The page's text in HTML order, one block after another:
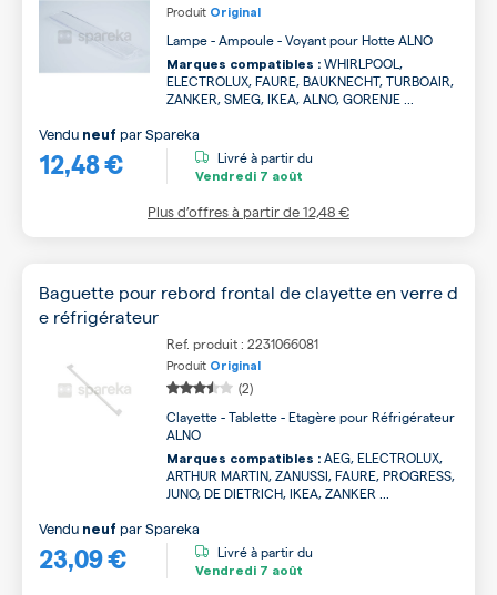
Produit Original
Lampe - Ampoule - Voyant pour Hotte ALNO
Marques compatibles : WHIRLPOOL,
ELECTROLUX, FAURE, BAUKNECHT, TURBOAIR,
ZANKER, SMEG, IKEA, ALNO, GORENJE ...
12,48 €
Vendu neuf parSpareka
Livré à partir du
Vendredi 7 août
Plus d’offres à partir de12,48 €
Baguette pour rebord frontal de clayette en verre d
e réfrigérateur
Ref. produit : 2231066081
Produit Original
(2)
Clayette - Tablette - Etagère pour Réfrigérateur
ALNO
Marques compatibles : AEG, ELECTROLUX,
ARTHUR MARTIN, ZANUSSI, FAURE, PROGRESS,
JUNO, DE DIETRICH, IKEA, ZANKER ...
23,09 €
Vendu neuf parSpareka
Livré à partir du
Vendredi 7 août